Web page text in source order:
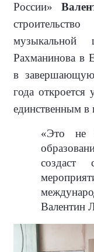
России»
строительство
Рахманинова в
в
года откроется
единственным в
«Это не
создаст
Валентин